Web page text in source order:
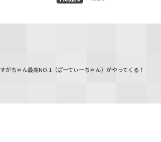
すがちゃん最高NO.1（ぱーてぃーちゃん）がやってくる！